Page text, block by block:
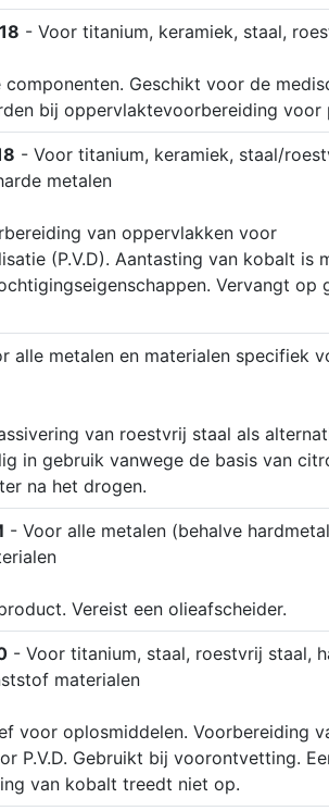
- Voor titanium, keramiek, staal,
componenten. Geschikt voor de
bij oppervlaktevoorbereiding voor
- Voor titanium, keramiek, staal/
metalen
van oppervlakken voor
(P.V.D). Aantasting van kobalt is
Vervangt op
alle metalen en materialen specifiek
van roestvrij staal als
in gebruik vanwege de basis van
na het drogen.
- Voor alle metalen (behalve
Vereist een olieafscheider.
- Voor titanium, staal, roestvrij staal,
materialen
voor oplosmiddelen. Voorbereiding
P.V.D. Gebruikt bij voorontvetting.
van kobalt treedt niet op.